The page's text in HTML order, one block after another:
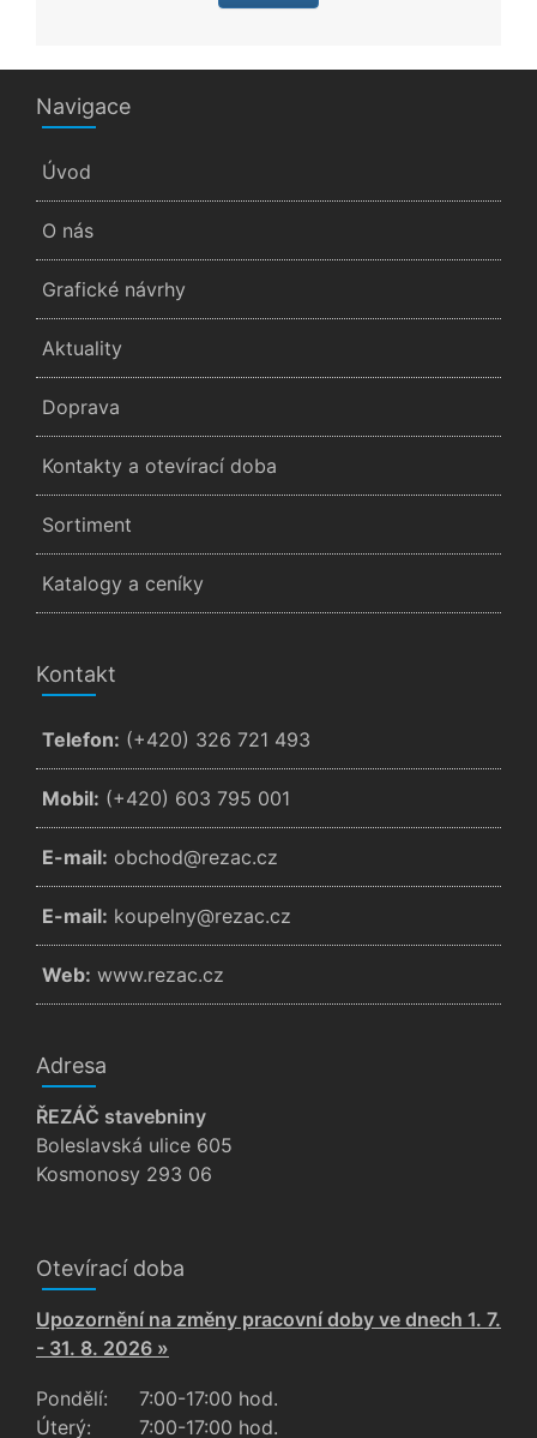
Navigace
Úvod
O nás
Grafické návrhy
Aktuality
Doprava
Kontakty a otevírací doba
Sortiment
Katalogy a ceníky
Kontakt
Telefon: (+420) 326 721 493
Mobil: (+420) 603 795 001
E-mail: zc.cazer@dohcbo
E-mail: zc.cazer@ynlepuok
Web: www.rezac.cz
Adresa
ŘEZÁČ stavebniny
Boleslavská ulice 605
Kosmonosy 293 06
Otevírací doba
Upozornění na změny pracovní doby ve dnech 1. 7.
- 31. 8. 2026 »
Pondělí:
Úterý:
7:00-17:00 hod.
7:00-17:00 hod.